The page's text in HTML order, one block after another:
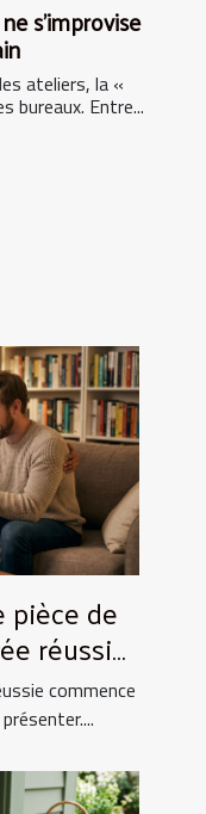
s’improvise
ateliers, la «
bureaux. Entre...
de
réussie
commence